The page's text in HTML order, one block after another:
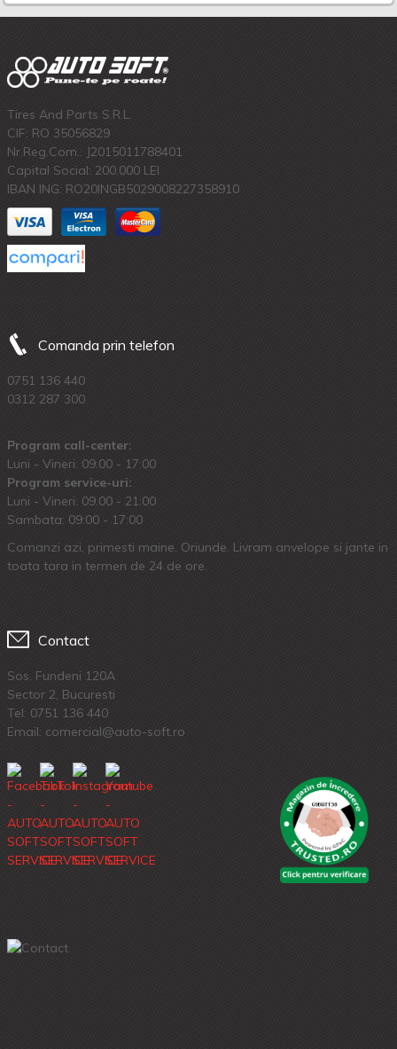
Tires And Parts S.R.L.
CIF: RO 35056829
Nr.Reg.Com.: J2015011788401
Capital Social: 200.000 LEI
IBAN ING: RO20INGB5029008227358910
Comanda prin telefon
0751 136 440
0312 287 300
Program call-center:
Luni - Vineri: 09:00 - 17:00
Program service-uri:
Luni - Vineri: 09.00 - 21:00
Sambata: 09:00 - 17:00
Comanzi azi, primesti maine. Oriunde. Livram anvelope si jante in
toata tara in termen de 24 de ore.
Contact
Sos. Fundeni 120A
Sector 2, Bucuresti
Tel: 0751 136 440
Email: comercial@auto-soft.ro